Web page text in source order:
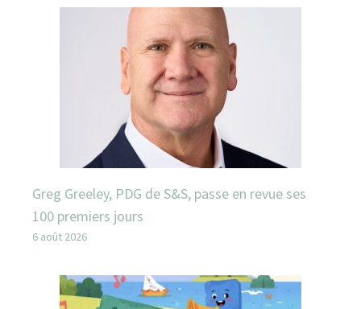
Greg Greeley, PDG de S&S, passe en revue ses
100 premiers jours
6 août 2026